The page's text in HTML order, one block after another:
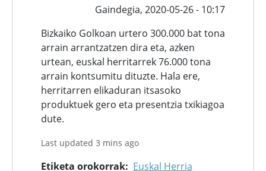
Gaindegia, 2020-05-26 - 10:17
Bizkaiko Golkoan urtero 300.000 bat tona
arrain arrantzatzen dira eta, azken
urtean, euskal herritarrek 76.000 tona
arrain kontsumitu dituzte. Hala ere,
herritarren elikaduran itsasoko
produktuek gero eta presentzia txikiagoa
dute.
Last updated 3 mins ago
Etiketa orokorrak
Euskal Herria